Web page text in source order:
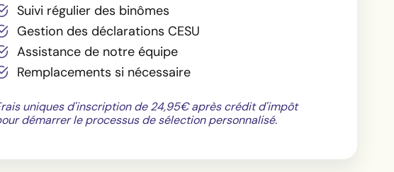
Suivi régulier des binômes
Gestion des déclarations CESU
Assistance de notre équipe
Remplacements si nécessaire
uniques d'inscription de 24,95€ après crédit d'impôt
démarrer le processus de sélection personnalisé.